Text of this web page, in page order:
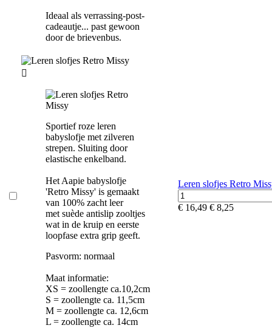
Ideaal als verrassing-post-
cadeautje... past gewoon
door de brievenbus.

Sportief roze leren
babyslofje met zilveren
strepen. Sluiting door
elastische enkelband.
Het Aapie babyslofje
'Retro Missy' is gemaakt
van 100% zacht leer
met suède antislip zooltjes
wat in de kruip en eerste
loopfase extra grip geeft.
Pasvorm: normaal
Maat informatie:
XS = zoollengte ca.10,2cm
S = zoollengte ca. 11,5cm
M = zoollengte ca. 12,6cm
L = zoollengte ca. 14cm
Leren slofjes Retro
€ 16,49 € 8,25